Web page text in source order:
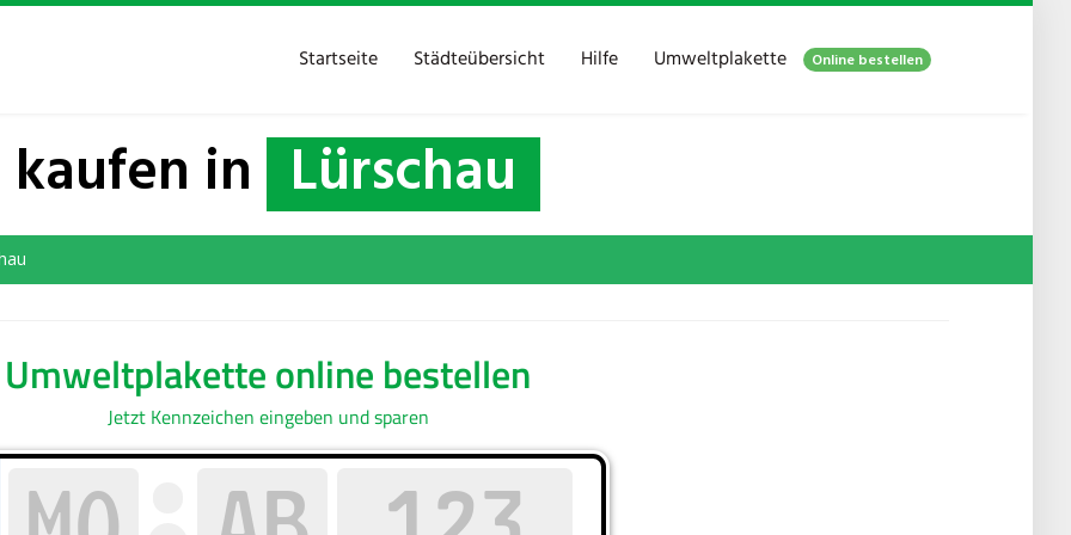
Startseite Städteübersicht Hilfe Umweltplakette Online bestellen
in Lürschau